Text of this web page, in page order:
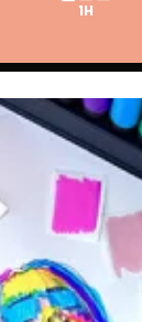
1H